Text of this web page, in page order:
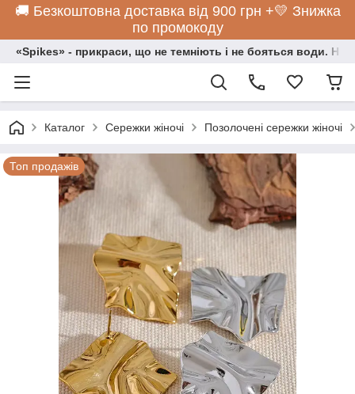
🚚 Безкоштовна доставка від 900 грн +💛 Знижка
по промокоду
«Spikes» - прикраси, що не темніють і не бояться води.
Каталог Сережки жіночі Позолочені сережки жіночі
Топ продажів